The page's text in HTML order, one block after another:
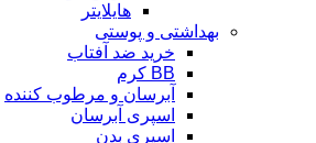
هایلایتر
بهداشتی و پوستی
خرید ضد آفتاب
BB کرم
آبرسان و مرطوب کننده
اسپری آبرسان
اسپری بدن